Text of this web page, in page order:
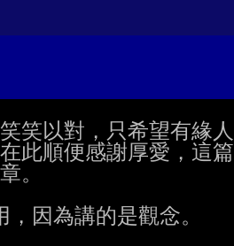
笑以對，只希望有緣人
此順便感謝厚愛，這篇
。
因為講的是觀念。